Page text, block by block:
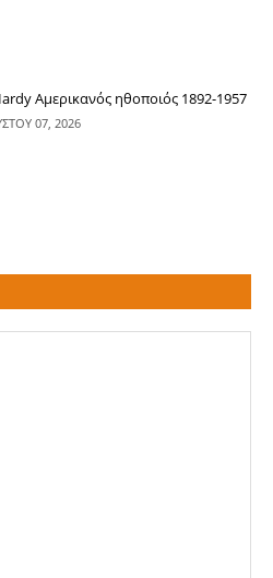
Αμερικανός ηθοποιός 1892-1957
07, 2026